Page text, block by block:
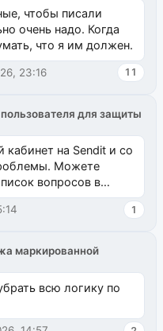
чтобы писали
очень надо. Когда
что я им должен.
23:16 11
для защиты
на Sendit и со
Можете
вопросов в
пока пуст, и,...
1
маркированной
всю логику по